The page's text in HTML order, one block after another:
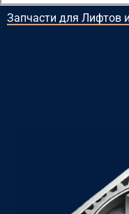
Запчасти для Лифтов